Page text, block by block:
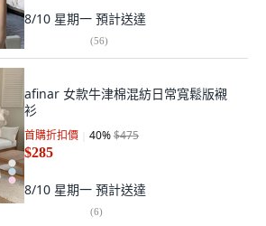
8/10 星期一 預計送達
(56)
afinar 女款牛津棉混紡日常寬鬆版襯
衫
首購折扣價 40%$475
$285
8/10 星期一 預計送達
(6)